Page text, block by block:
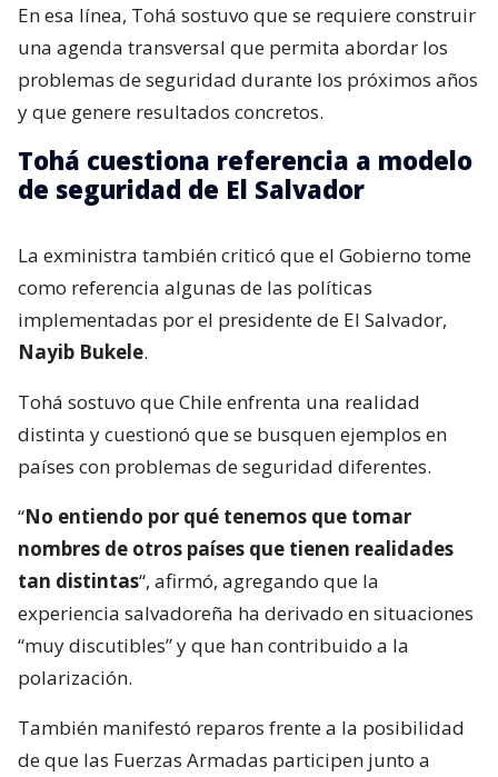
En esa línea, Tohá sostuvo que se requiere construir
una agenda transversal que permita abordar los
problemas de seguridad durante los próximos años
y que genere resultados concretos.
Tohá cuestiona referencia a modelo
de seguridad de El Salvador
La exministra también criticó que el Gobierno tome
como referencia algunas de las políticas
implementadas por el presidente de El Salvador,
Nayib Bukele.
Tohá sostuvo que Chile enfrenta una realidad
distinta y cuestionó que se busquen ejemplos en
países con problemas de seguridad diferentes.
“No entiendo por qué tenemos que tomar
nombres de otros países que tienen realidades
tan distintas“, afirmó, agregando que la
experiencia salvadoreña ha derivado en situaciones
“muy discutibles” y que han contribuido a la
polarización.
También manifestó reparos frente a la posibilidad
de que las Fuerzas Armadas participen junto a